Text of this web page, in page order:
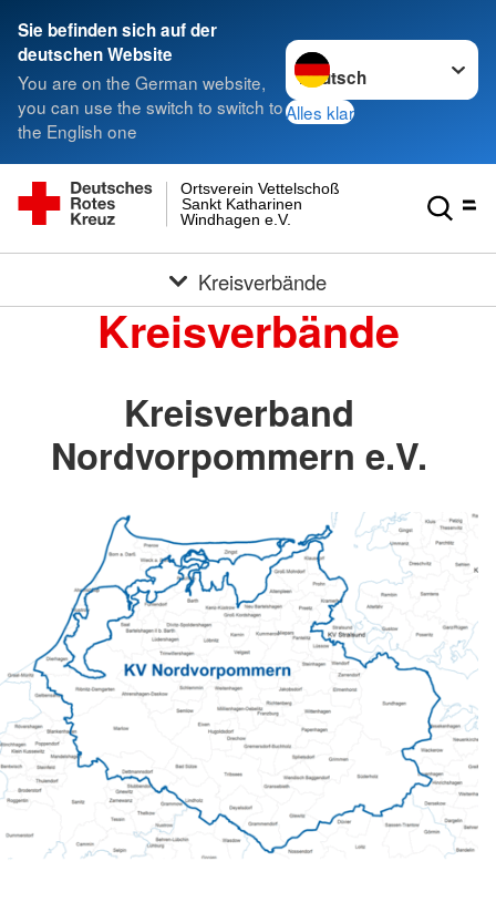
Sie befinden sich auf der
deutschen Website
You are on the German website,
you can use the switch to switch to
the English one
Sprache wechseln zu
Alles klar
Windhagen e.V.
Sankt Katharinen
Ortsverein Vettelschoß
Kreisverbände
Kreisverbände
Kreisverband
Nordvorpommern e.V.